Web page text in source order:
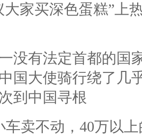
大家买深色蛋糕”上
没有法定首都的国
国大使骑行绕了几
到中国寻根
车卖不动，40万以